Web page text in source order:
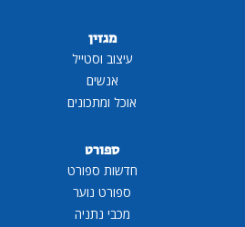
מגזין
עיצוב וסטייל
אנשים
אוכל ומתכונים
ספורט
חדשות ספורט
ספורט נוער
מכבי נתניה